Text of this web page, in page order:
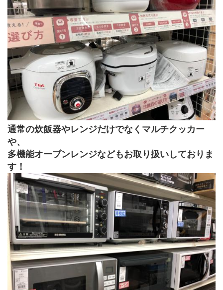
通常の炊飯器やレンジだけでなくマルチクッカー
や、
多機能オーブンレンジなどもお取り扱いしておりま
す！